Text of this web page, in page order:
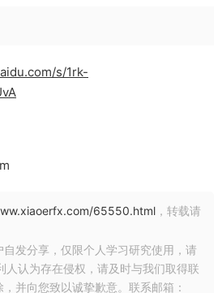
s/1rk-
65550.html ，转载请
发分享，仅限个人学习研究使用，请
人认为存在侵权，请及时与我们取得联
并向您致以诚挚歉意。联系邮箱：